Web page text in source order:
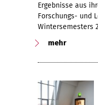
Ergebnisse aus
Forschungs- und
Wintersemesters
mehr